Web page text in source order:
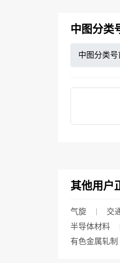
中图分类
中图分类号
其他用户
气旋 交
半导体材料
有色金属轧制